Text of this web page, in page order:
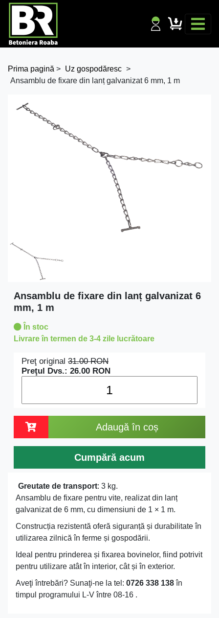
Prima pagină > Uz gospodăresc >
Ansamblu de fixare din lanț galvanizat 6 mm, 1 m
Ansamblu de fixare din lanț galvanizat 6
mm, 1 m
În stoc
Livrare în termen de 3-4 zile lucrătoare
Preţ original 31.00RON
Preţul Dvs.: 26.00 RON
Adaugă în coș
Cumpără acum
Greutate de transport: 3 kg.
Ansamblu de fixare pentru vite, realizat din lanț
galvanizat de 6 mm, cu dimensiuni de 1 × 1 m.
Construcția rezistentă oferă siguranță și durabilitate în
utilizarea zilnică în ferme și gospodării.
Ideal pentru prinderea și fixarea bovinelor, fiind potrivit
pentru utilizare atât în interior, cât și în exterior.
Aveţi întrebări? Sunaţi-ne la tel: 0726 338 138în
timpul programului L-V între 08-16 .